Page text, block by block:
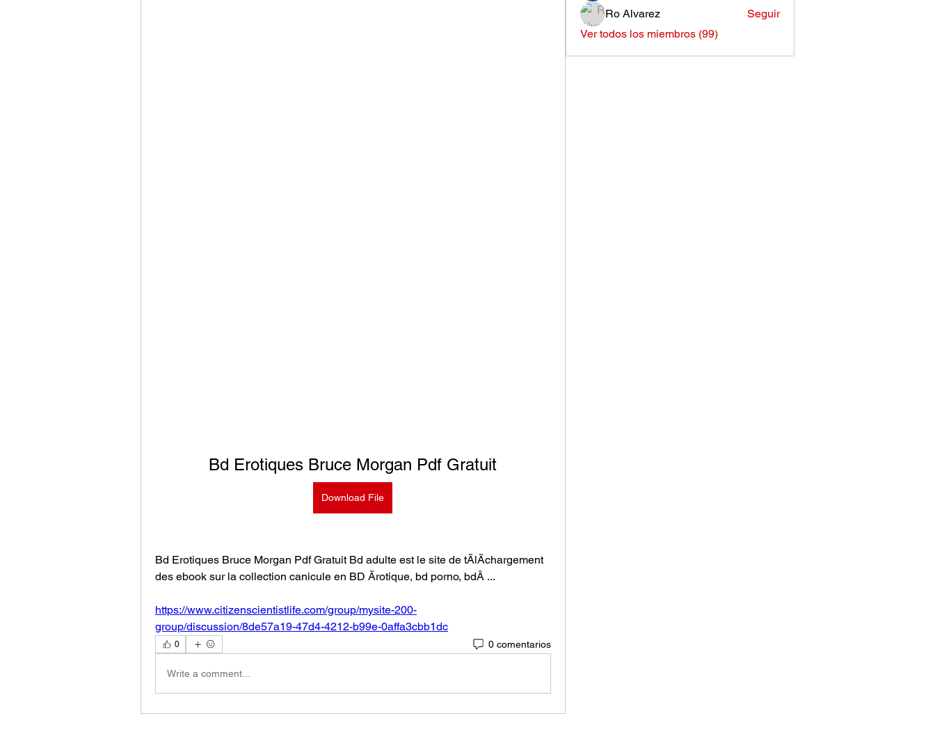
Bd Erotiques Bruce Morgan Pdf Gratuit
Download File
Bd Erotiques Bruce Morgan Pdf Gratuit Bd adulte est le site de tÃlÃchargement
des ebook sur la collection canicule en BD Ãrotique, bd porno, bdÂ ...
https://www.citizenscientistlife.com/group/mysite-200-
group/discussion/8de57a19-47d4-4212-b99e-0affa3cbb1dc
0 0 comentarios
Write a comment...
Ro Alvarez
Seguir
Ver todos los miembros (99)